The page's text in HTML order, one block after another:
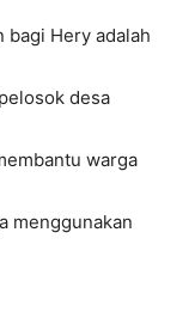
bagi Hery adalah
desa
warga
menggunakan